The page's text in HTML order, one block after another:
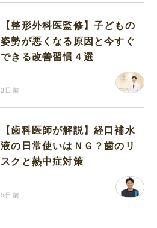
【整形外科医監修】子どもの
姿勢が悪くなる原因と今すぐ
できる改善習慣４選
3日前
【歯科医師が解説】経口補水
液の日常使いはＮＧ？歯のリ
スクと熱中症対策
5日前